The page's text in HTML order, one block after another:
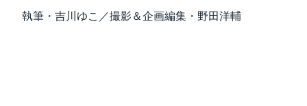
執筆・吉川ゆこ／撮影＆企画編集・野田洋輔